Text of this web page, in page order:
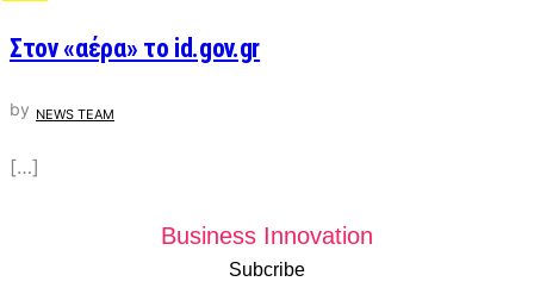
Στον «αέρα» το id.gov.gr
by NEWS TEAM
[…]
Business Innovation
Subcribe